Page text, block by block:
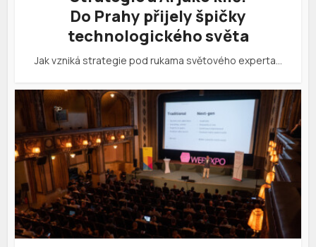
Do Prahy přijely špičky
technologického světa
Jak vzniká strategie pod rukama světového experta…